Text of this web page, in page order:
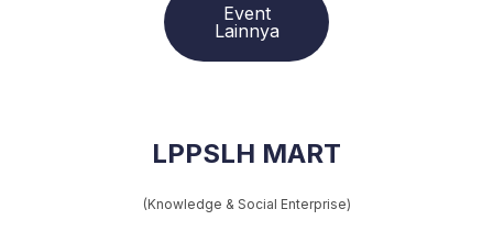
Event
Lainnya
LPPSLH MART
(Knowledge & Social Enterprise)